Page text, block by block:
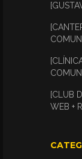
[CLUB
WEB +